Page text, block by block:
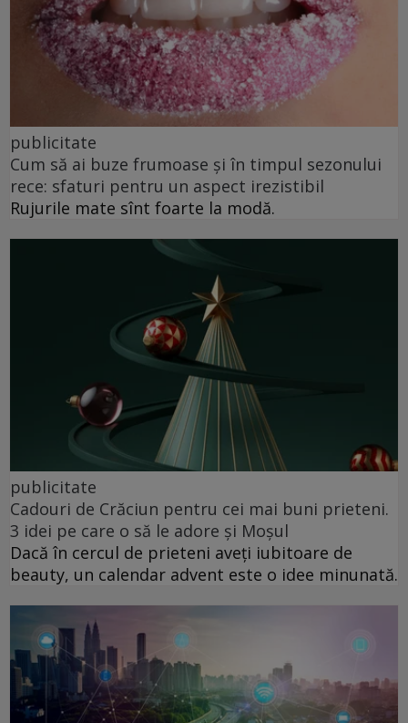
publicitate
Cum să ai buze frumoase şi în timpul sezonului
rece: sfaturi pentru un aspect irezistibil
Rujurile mate sînt foarte la modă.
publicitate
Cadouri de Crăciun pentru cei mai buni prieteni.
3 idei pe care o să le adore și Moșul
Dacă în cercul de prieteni aveți iubitoare de
beauty, un calendar advent este o idee minunată.